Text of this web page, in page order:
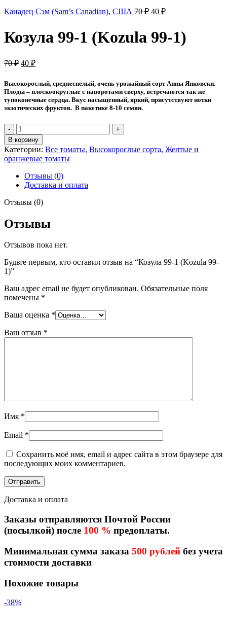
Канадец Сэм (Sam’s Canadian), США 70₽ Первоначальная
70 ₽.
40 ₽Текущая
40 ₽.
Козула 99-1 (Kozula 99-1)
70₽ Первоначальная
составляла
70 ₽.
40 ₽Текущая
40 ₽.
Высокорослый, среднеспелый, очень урожайный сорт Анны Янковски.
Плоды – плоскоокруглые с наворотами сверху, встречаются так же
тупоконечные сердца. Вкус насыщенный, яркий, присутствуют нотки
экзотических фруктов. В пакетике 8-10 семян.
Количество
товара
Козула
99-
1
(Kozula
99-
В корзину
Категории: Все томаты, Высокорослые сорта, Желтые и
оранжевые томаты
Отзывы (0)
Доставка и оплата
Отзывы (0)
Отзывы
Отзывов пока нет.
Будьте первым, кто оставил отзыв на “Козула 99-1 (Kozula 99-
1)”
Ваш адрес email не будет опубликован. Обязательные поля
помечены *
Ваша оценка *
Ваш отзыв *
Имя *
Email *
Сохранить моё имя, email и адрес сайта в этом браузере для
последующих моих комментариев.
Доставка и оплата
Заказы отправляются Почтой России
(посылкой) после 100 % предоплаты.
Минимальная сумма заказа 500 рублей без учета
стоимости доставки
Похожие товары
-38%